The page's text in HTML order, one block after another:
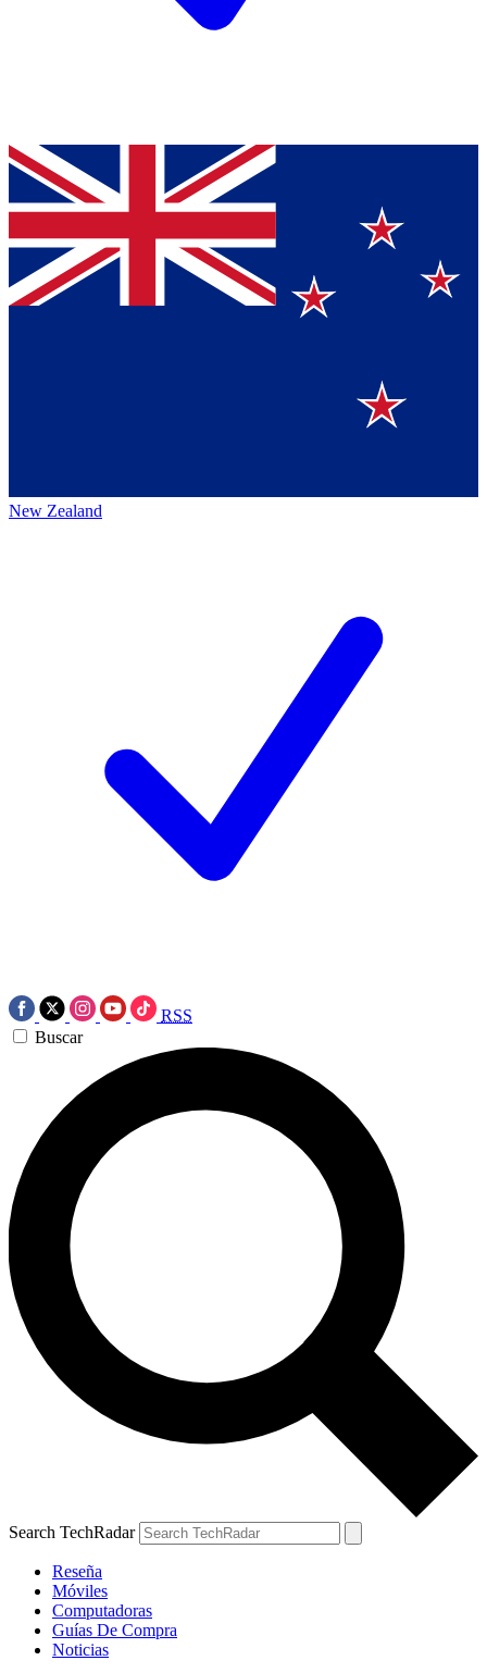
New Zealand
RSS
Buscar
Search TechRadar
Reseña
Móviles
Computadoras
Guías De Compra
Noticias